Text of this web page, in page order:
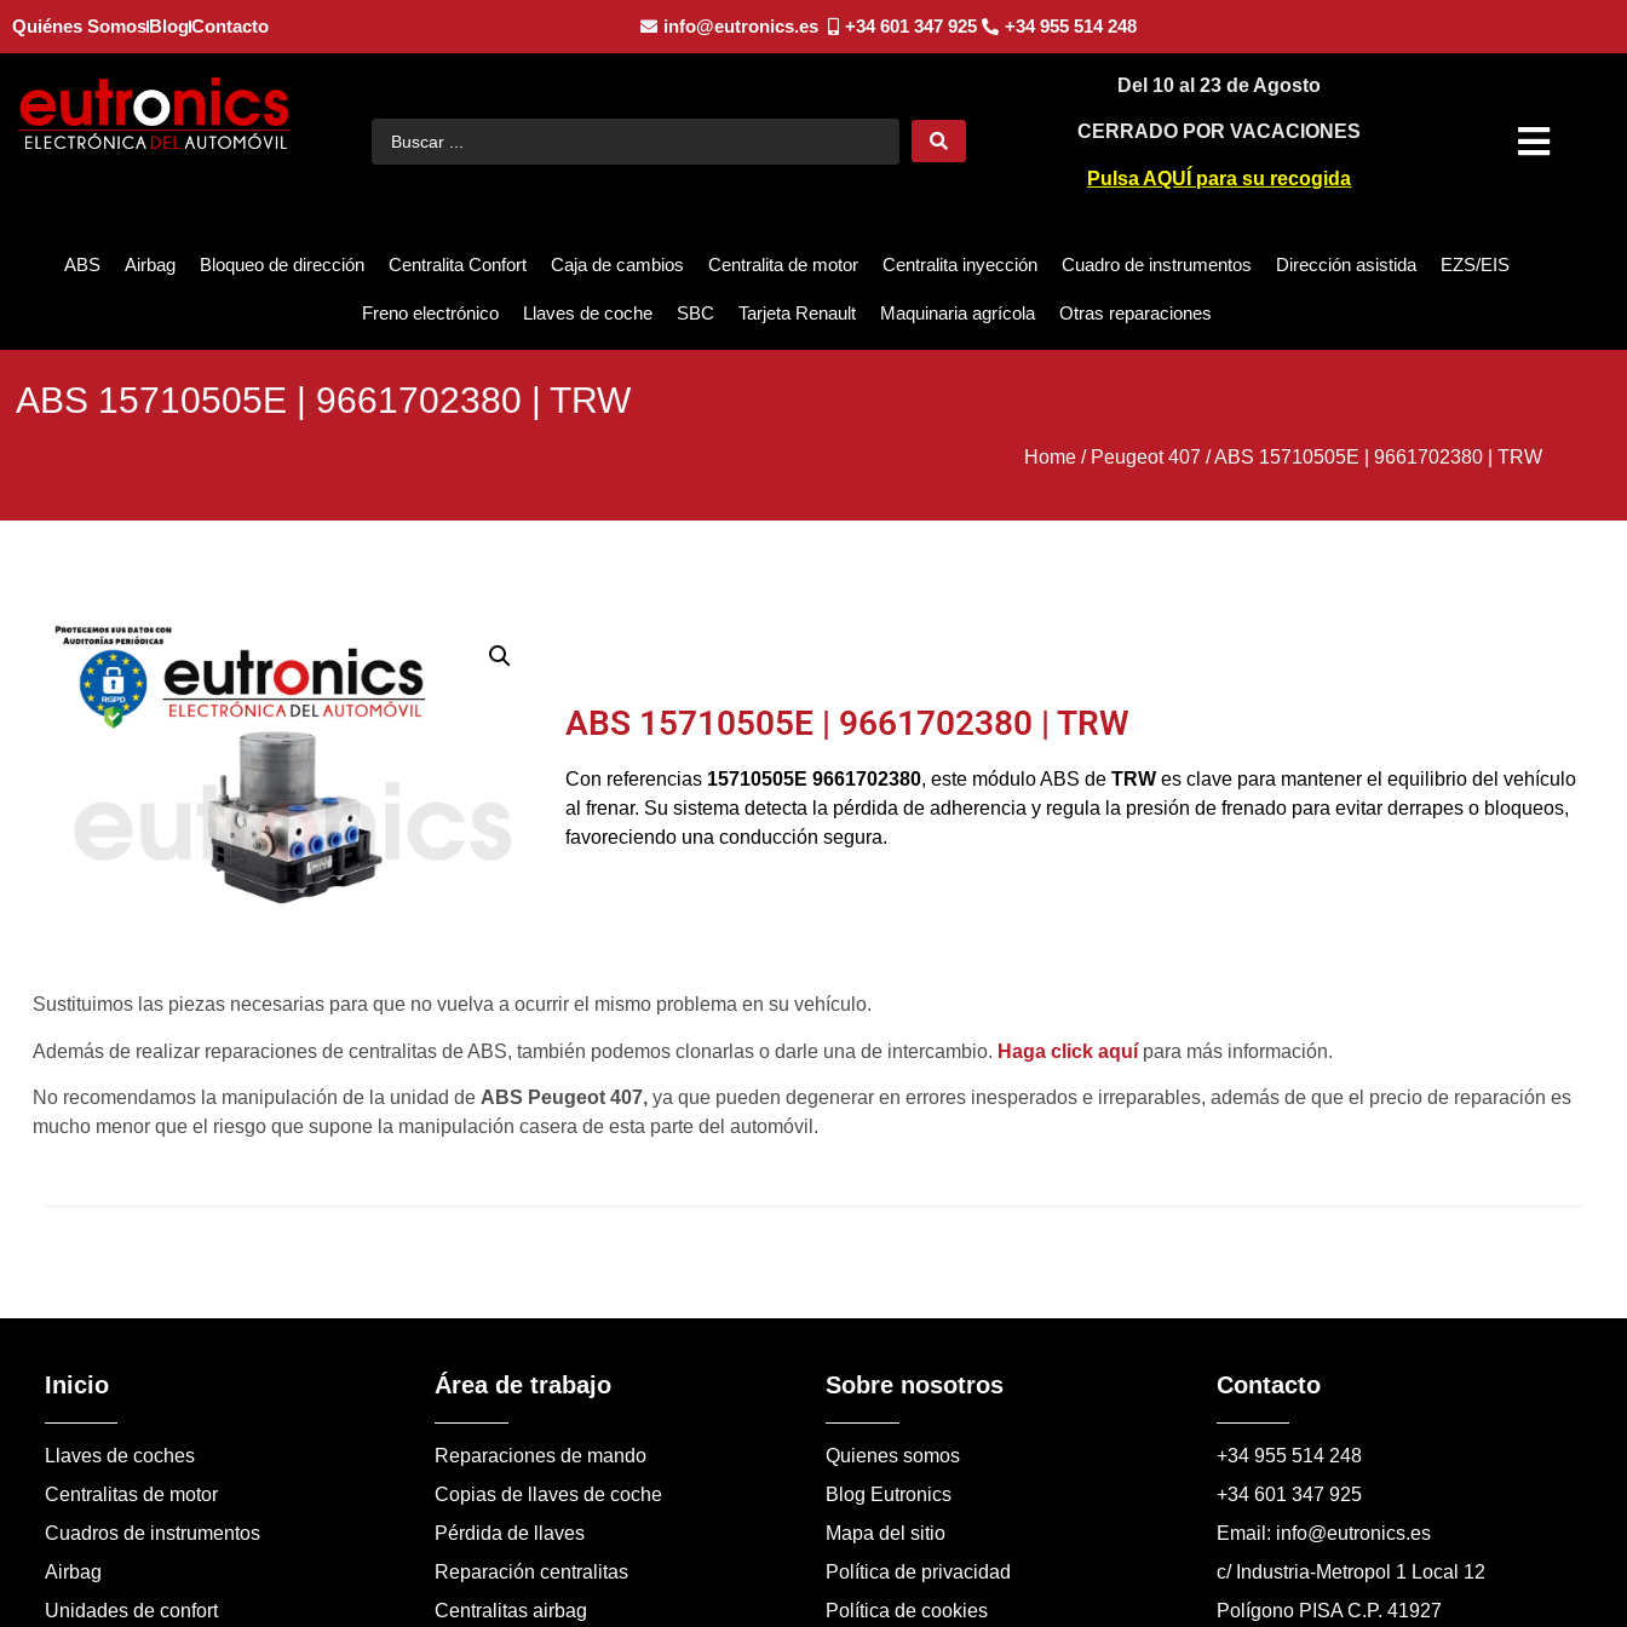
Quiénes SomosBlogContacto info@eutronics.es +34 601 347 925 +34 955 514 248
Del 10 al 23 de Agosto
CERRADO POR VACACIONES
Pulsa AQUÍ para su recogida
ABS Airbag Bloqueo de dirección Centralita Confort Caja de cambios Centralita de motor Centralita inyección Cuadro de instrumentos Dirección asistida EZS/EIS
Freno electrónico Llaves de coche SBC Tarjeta Renault Maquinaria agrícola Otras reparaciones
ABS 15710505E | 9661702380 | TRW
Home / Peugeot 407 /ABS 15710505E | 9661702380 | TRW
ABS 15710505E | 9661702380 | TRW
Con referencias 15710505E 9661702380, este módulo ABS de TRWes clave para mantener el equilibrio del vehículo
al frenar. Su sistema detecta la pérdida de adherencia y regula la presión de frenado para evitar derrapes o bloqueos,
favoreciendo una conducción segura.
Sustituimos las piezas necesarias para que no vuelva a ocurrir el mismo problema en su vehículo.
Además de realizar reparaciones de centralitas de ABS, también podemos clonarlas o darle una de intercambio. Haga click aquípara más información.
No recomendamos la manipulación de la unidad de ABS Peugeot 407,ya que pueden degenerar en errores inesperados e irreparables, además de que el precio de reparación es
mucho menor que el riesgo que supone la manipulación casera de esta parte del automóvil.
Inicio
Llaves de coches
Centralitas de motor
Cuadros de instrumentos
Airbag
Unidades de confort
Área de trabajo
Reparaciones de mando
Copias de llaves de coche
Pérdida de llaves
Reparación centralitas
Centralitas airbag
Sobre nosotros
Quienes somos
Blog Eutronics
Mapa del sitio
Política de privacidad
Política de cookies
Contacto
+34 955 514 248
+34 601 347 925
Email: info@eutronics.es
c/ Industria-Metropol 1 Local 12
Polígono PISA C.P. 41927